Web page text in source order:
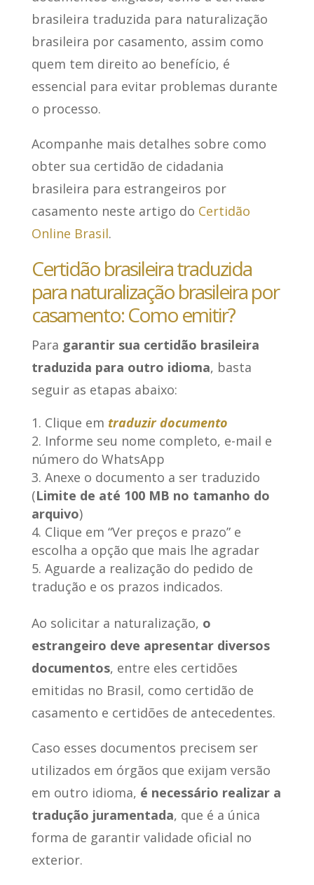
brasileira traduzida para naturalização
brasileira por casamento, assim como
quem tem direito ao benefício, é
essencial para evitar problemas durante
o processo.
Acompanhe mais detalhes sobre como
obter sua certidão de cidadania
brasileira para estrangeiros por
casamento neste artigo do Certidão
Online Brasil.
Certidão brasileira traduzida
para naturalização brasileira por
casamento: Como emitir?
Para garantir sua certidão brasileira
traduzida para outro idioma, basta
seguir as etapas abaixo:
Clique em traduzir documento
Informe seu nome completo, e-mail e
número do WhatsApp
Anexe o documento a ser traduzido
(Limite de até 100 MB no tamanho do
arquivo)
Clique em “Ver preços e prazo” e
escolha a opção que mais lhe agradar
Aguarde a realização do pedido de
tradução e os prazos indicados.
Ao solicitar a naturalização, o
estrangeiro deve apresentar diversos
documentos, entre eles certidões
emitidas no Brasil, como certidão de
casamento e certidões de antecedentes.
Caso esses documentos precisem ser
utilizados em órgãos que exijam versão
em outro idioma, é necessário realizar a
tradução juramentada, que é a única
forma de garantir validade oficial no
exterior.